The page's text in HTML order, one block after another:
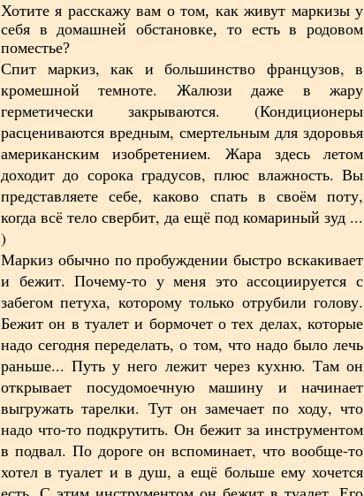
Хотите я расскажу вам о том, как живут маркизы у
себя в домашней обстановке, то есть в родовом
поместье?
Спит маркиз, как и большинство французов, в
кромешной темноте. Жалюзи даже в жару
герметически закрываются. (Кондиционеры
расцениваются вредным, смертельным для здоровья
американским изобретением. Жара здесь летом
доходит до сорока градусов, плюс влажность. Вы
представляете себе, каково спать в своём поту,
когда всё тело свербит, да ещё под комариный зуд ...
)
Маркиз обычно по пробуждении быстро вскакивает
и бежит. Почему-то у меня это ассоциируется с
забегом петуха, которому только отрубили голову.
Бежит он в туалет и бормочет о тех делах, которые
надо сегодня переделать, о том, что надо было лечь
раньше... Путь у него лежит через кухню. Там он
открывает посудомоечную машину и начинает
выгружать тарелки. Тут он замечает по ходу, что
надо что-то подкрутить. Он бежит за инструментом
в подвал. По дороге он вспоминает, что вообще-то
хотел в туалет и в душ, а ещё больше ему хочется